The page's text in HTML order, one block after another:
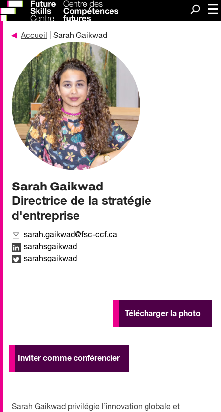
Accueil | Sarah Gaikwad
Sarah Gaikwad
Directrice de la stratégie
d'entreprise
sarah.gaikwad@fsc-ccf.ca
sarahsgaikwad
sarahsgaikwad
Télécharger la photo
Inviter comme conférencier
Sarah Gaikwad privilégie l’innovation globale et